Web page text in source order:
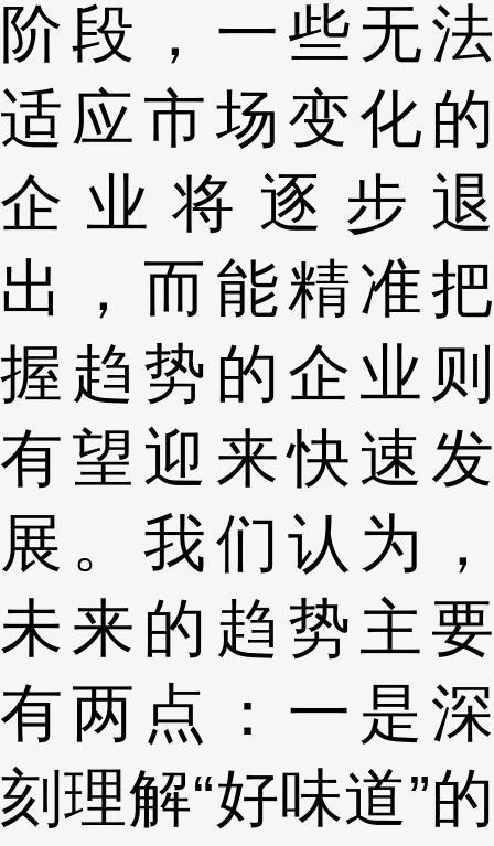
阶段，一些无法
适应市场变化的
企业将逐步退
出，而能精准把
握趋势的企业则
有望迎来快速发
展。我们认为，
未来的趋势主要
有两点：一是深
刻理解“好味道”的